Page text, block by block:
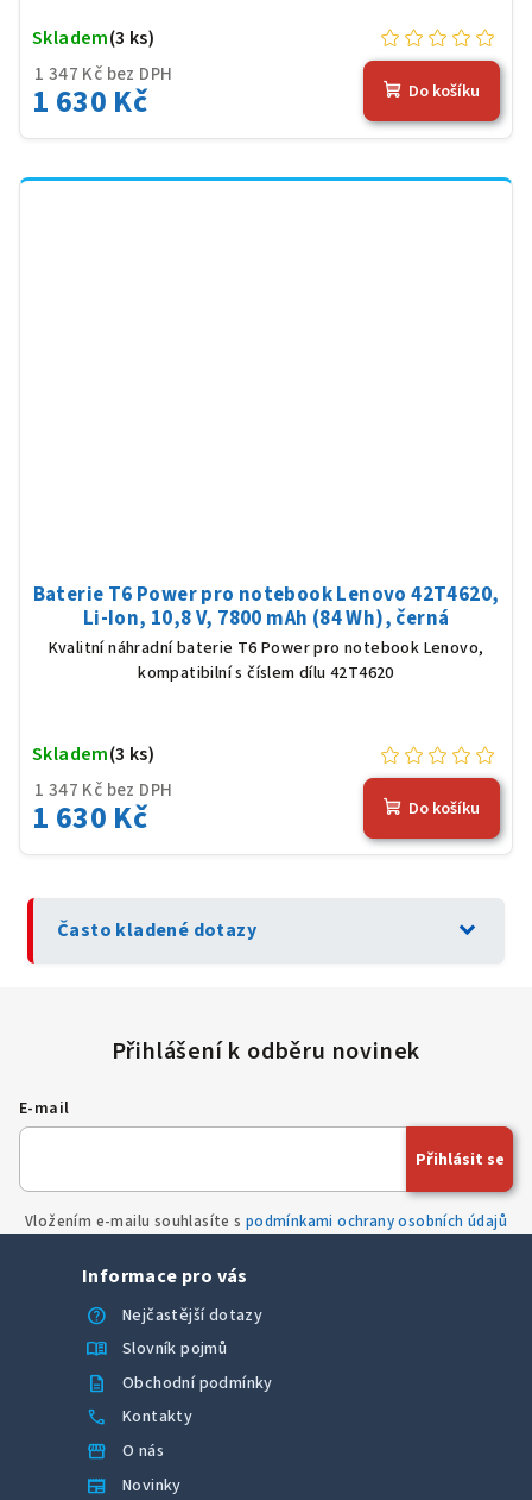
1 347 Kč bez DPH
1 630 Kč
Skladem(3 ks)
Do košíku
Baterie T6 Power pro notebook Lenovo 42T4620,
Li-Ion, 10,8 V, 7800 mAh (84 Wh), černá
Kvalitní náhradní baterie T6 Power pro notebook Lenovo,
kompatibilní s číslem dílu 42T4620
1 347 Kč bez DPH
1 630 Kč
Skladem(3 ks)
Do košíku
Často kladené dotazy expand_more
E-mail
Vložením e-mailu souhlasíte s podmínkami ochrany osobních údajů
Přihlásit se
Informace pro vás
help
Nejčastější dotazy
menu_book Slovník pojmů
description Obchodní podmínky
call Kontakty
storefront O nás
newspaper Novinky